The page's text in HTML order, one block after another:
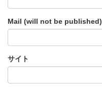
Mail (will not be published)
サイト